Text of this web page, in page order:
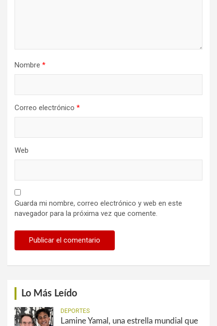
Nombre *
Correo electrónico *
Web
Guarda mi nombre, correo electrónico y web en este
navegador para la próxima vez que comente.
Lo Más Leído
DEPORTES
Lamine Yamal, una estrella mundial que